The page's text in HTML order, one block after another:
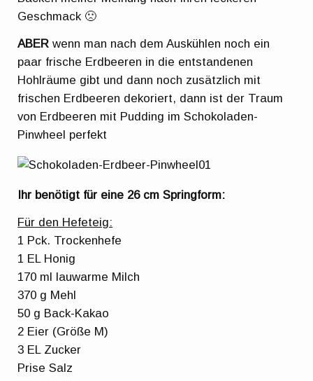
Geschmack 🙁
ABER wenn man nach dem Auskühlen noch ein
paar frische Erdbeeren in die entstandenen
Hohlräume gibt und dann noch zusätzlich mit
frischen Erdbeeren dekoriert, dann ist der Traum
von Erdbeeren mit Pudding im Schokoladen-
Pinwheel perfekt
Ihr benötigt für eine 26 cm Springform:
Für den Hefeteig:
1 Pck. Trockenhefe
1 EL Honig
170 ml lauwarme Milch
370 g Mehl
50 g Back-Kakao
2 Eier (Größe M)
3 EL Zucker
Prise Salz